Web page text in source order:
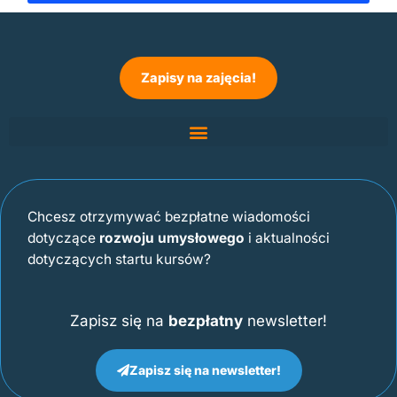
Zapisy na zajęcia!
Chcesz otrzymywać bezpłatne wiadomości
dotyczące rozwoju umysłowego i aktualności
dotyczących startu kursów?
Zapisz się na bezpłatny newsletter!
Zapisz się na newsletter!